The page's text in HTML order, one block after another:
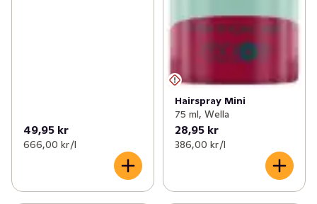
49,95 kr
666,00 kr /l
Hairspray Mini
75 ml, Wella
28,95 kr
386,00 kr /l